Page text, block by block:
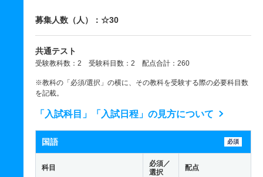
募集人数（人）：☆30
共通テスト
受験教科数：2 受験科目数：2 配点合計：260
※教科の「必須/選択」の横に、その教科を受験する際の必要科目数
を記載。
「入試科目」「入試日程」の見方について
国語 必須
科目
必須／
選択
配点